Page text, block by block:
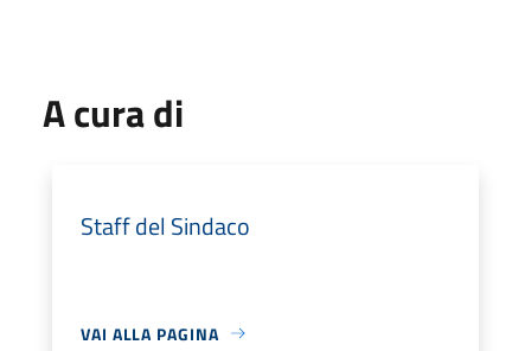
A cura di
Staff del Sindaco
VAI ALLA PAGINA